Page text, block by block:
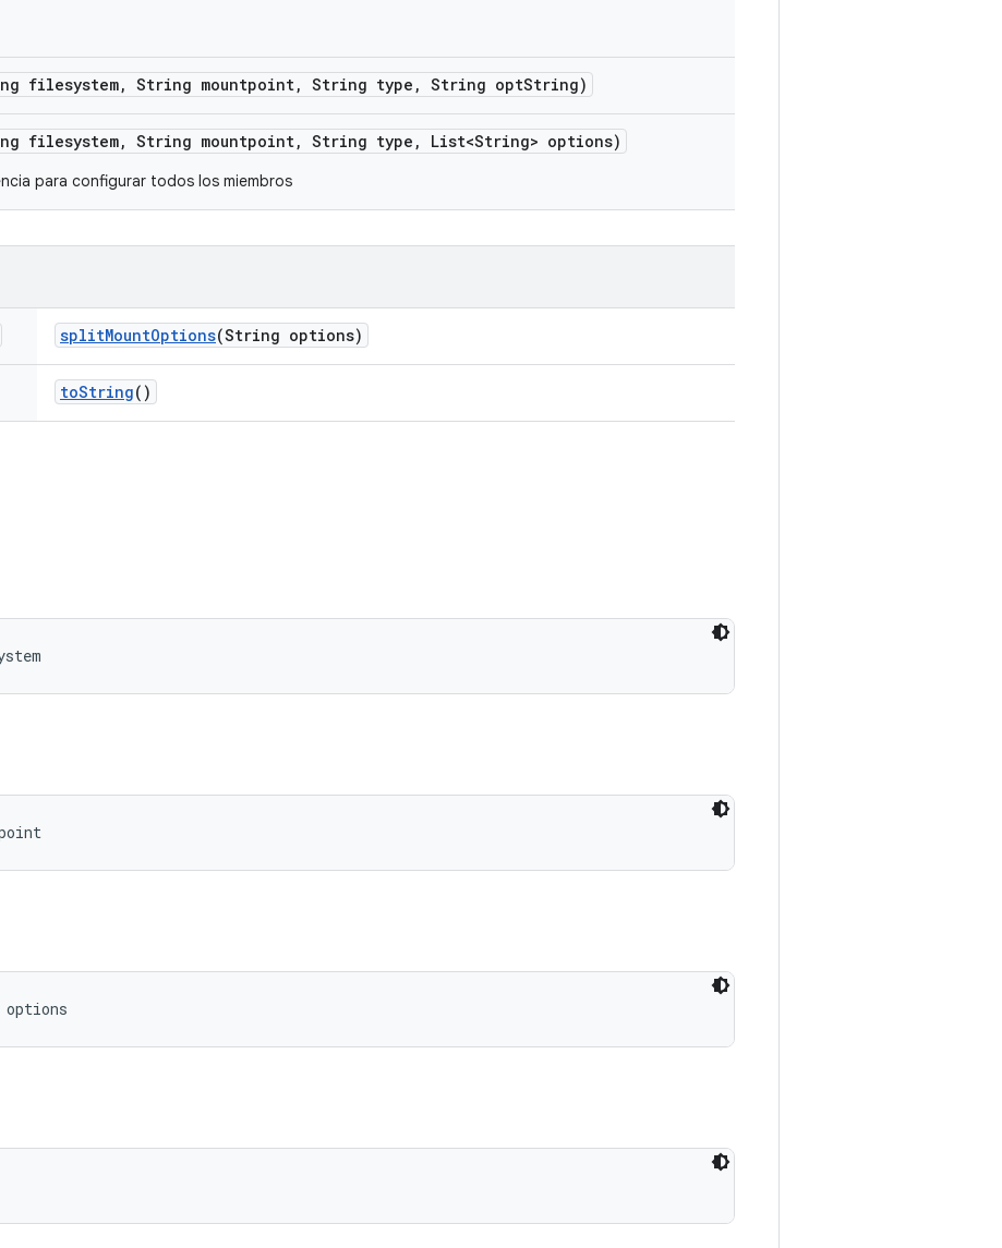
filesystem, String mountpoint, String type , String optString)
filesystem, String mountpoint, String type , List<String> options)
para configurar todos los miembros
splitMountOptions(String options)
toString()